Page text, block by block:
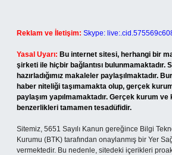
Reklam ve İletişim: Skype:
Yasal Uyarı: Bu internet sitesi, herhangi bir
şirketi ile hiçbir bağlantısı bulunmamaktadır.
hazırladığımız makaleler paylaşılmaktadır.
haber niteliği taşımamakta olup, gerçek
paylaşım yapılmamaktadır. Gerçek kurum
benzerlikleri tamamen tesadüfidir.
Sitemiz, 5651 Sayılı Kanun gereğince Bilgi
Kurumu (BTK) tarafından onaylanmış bir Yer
vermektedir. Bu nedenle, sitedeki içerikleri